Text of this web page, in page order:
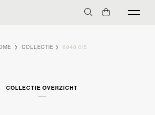
COLLECTIE 6948 015
COLLECTIE OVERZICHT